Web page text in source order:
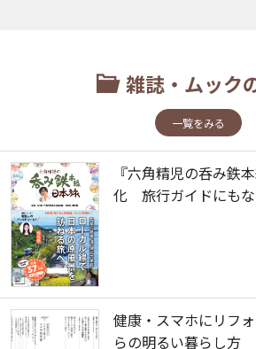
雑誌・ムック
一覧をみる
『六角精児の呑み鉄
化 旅行ガイドにもな
健康・スマホにリフ
らの明るい暮らし方